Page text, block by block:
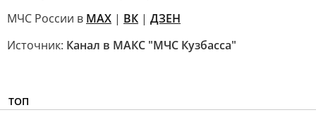
МЧС России в MAX | ВК | ДЗЕН
Источник: Канал в МАКС "МЧС Кузбасса"
ТОП